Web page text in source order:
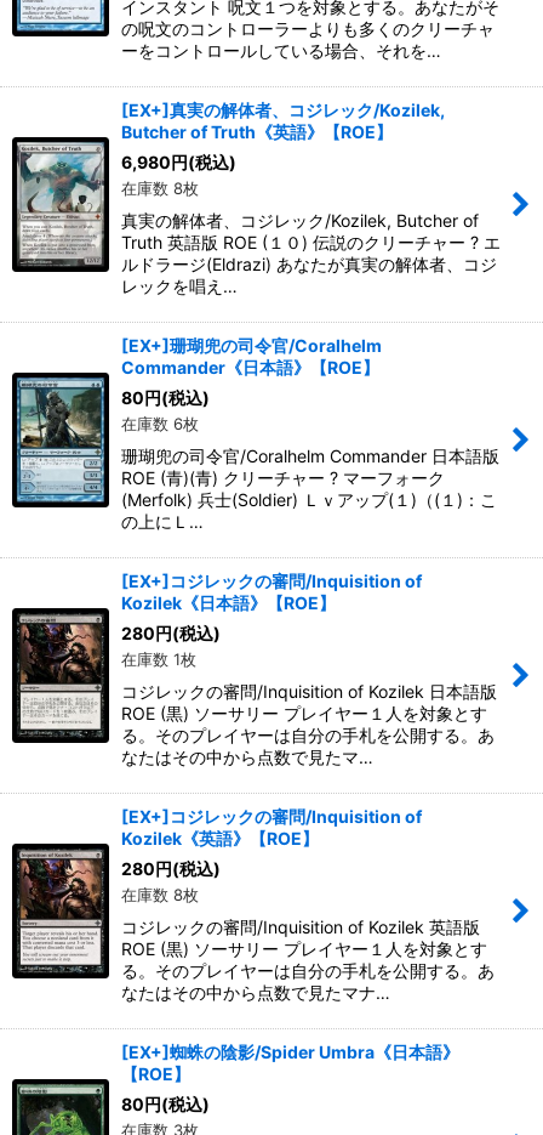
インスタント 呪文１つを対象とする。あなたがそ
の呪文のコントローラーよりも多くのクリーチャ
ーをコントロールしている場合、それを…
[EX+]真実の解体者、コジレック/Kozilek,
Butcher of Truth《英語》【ROE】
6,980円(税込)
在庫数 8枚
真実の解体者、コジレック/Kozilek, Butcher of
Truth 英語版 ROE (１０) 伝説のクリーチャー ? エ
ルドラージ(Eldrazi) あなたが真実の解体者、コジ
レックを唱え…
[EX+]珊瑚兜の司令官/Coralhelm
Commander《日本語》【ROE】
80円(税込)
在庫数 6枚
珊瑚兜の司令官/Coralhelm Commander 日本語版
ROE (青)(青) クリーチャー ? マーフォーク
(Merfolk) 兵士(Soldier) Ｌｖアップ(１)（(１)：こ
の上にＬ…
[EX+]コジレックの審問/Inquisition of
Kozilek《日本語》【ROE】
280円(税込)
在庫数 1枚
コジレックの審問/Inquisition of Kozilek 日本語版
ROE (黒) ソーサリー プレイヤー１人を対象とす
る。そのプレイヤーは自分の手札を公開する。あ
なたはその中から点数で見たマ…
[EX+]コジレックの審問/Inquisition of
Kozilek《英語》【ROE】
280円(税込)
在庫数 8枚
コジレックの審問/Inquisition of Kozilek 英語版
ROE (黒) ソーサリー プレイヤー１人を対象とす
る。そのプレイヤーは自分の手札を公開する。あ
なたはその中から点数で見たマナ…
[EX+]蜘蛛の陰影/Spider Umbra《日本語》
【ROE】
80円(税込)
在庫数 3枚